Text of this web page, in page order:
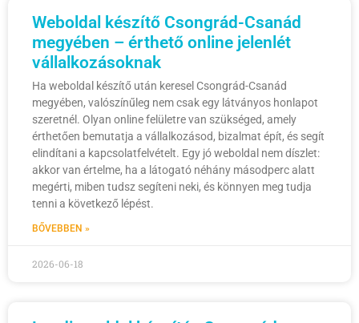
Weboldal készítő Csongrád-Csanád
megyében – érthető online jelenlét
vállalkozásoknak
Ha weboldal készítő után keresel Csongrád-Csanád
megyében, valószínűleg nem csak egy látványos honlapot
szeretnél. Olyan online felületre van szükséged, amely
érthetően bemutatja a vállalkozásod, bizalmat épít, és segít
elindítani a kapcsolatfelvételt. Egy jó weboldal nem díszlet:
akkor van értelme, ha a látogató néhány másodperc alatt
megérti, miben tudsz segíteni neki, és könnyen meg tudja
tenni a következő lépést.
BŐVEBBEN »
2026-06-18